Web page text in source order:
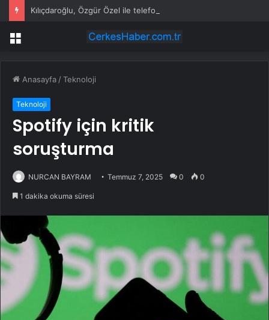
Kılıçdaroğlu, Özgür Özel ile telefonda görüştü
Menü
Anasayfa /Teknoloji
Teknoloji
Spotify için kritik
soruşturma
NURCAN BAYRAM Temmuz 7, 2025 0 0
1 dakika okuma süresi